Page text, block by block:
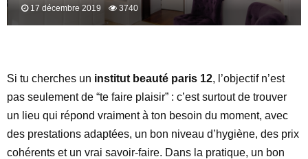
17 décembre 2019 3740
Si tu cherches un institut beauté paris 12, l’objectif n’est
pas seulement de “te faire plaisir” : c’est surtout de trouver
un lieu qui répond vraiment à ton besoin du moment, avec
des prestations adaptées, un bon niveau d’hygiène, des prix
cohérents et un vrai savoir-faire. Dans la pratique, un bon